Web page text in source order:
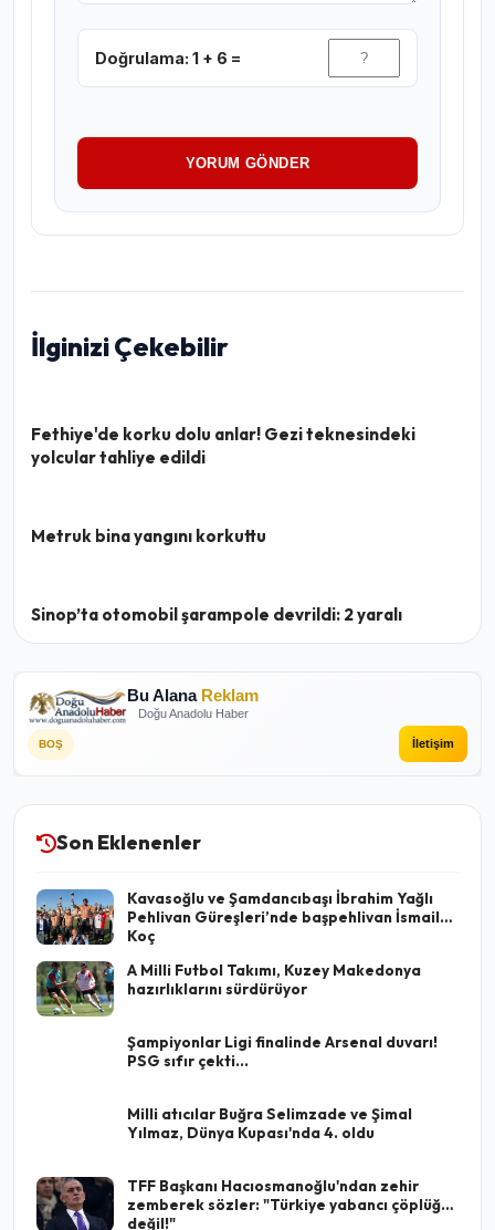
Doğrulama: 1 + 6 =
YORUM GÖNDER
İlginizi Çekebilir
Fethiye'de korku dolu anlar! Gezi teknesindeki
yolcular tahliye edildi
Metruk bina yangını korkuttu
Sinop’ta otomobil şarampole devrildi: 2 yaralı
Bu Alana Reklam
Doğu Anadolu Haber
BOŞ İletişim
Son Eklenenler
Kavasoğlu ve Şamdancıbaşı İbrahim Yağlı
Pehlivan Güreşleri’nde başpehlivan İsmail
Koç
A Milli Futbol Takımı, Kuzey Makedonya
hazırlıklarını sürdürüyor
Şampiyonlar Ligi finalinde Arsenal duvarı!
PSG sıfır çekti...
Milli atıcılar Buğra Selimzade ve Şimal
Yılmaz, Dünya Kupası'nda 4. oldu
TFF Başkanı Hacıosmanoğlu'ndan zehir
zemberek sözler: "Türkiye yabancı çöplüğü
değil!"